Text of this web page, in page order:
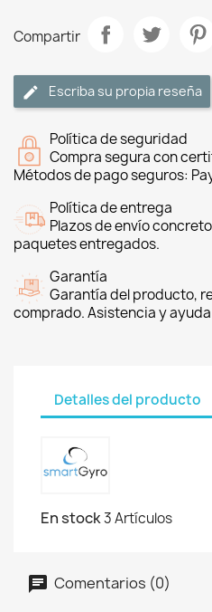
Compartir
Escriba su propia reseña
Política de seguridad
Compra segura con
Métodos de pago seguros:
Política de entrega
Plazos de envío
paquetes entregados.
Garantía
Garantía del producto,
comprado. Asistencia y
Detalles del producto
En stock3 Artículos
Comentarios (0)